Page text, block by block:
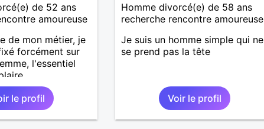
de 52 ans
amoureuse
de mon métier, je
forcément sur
l'essentiel
le profil
Homme divorcé(e) de 58 ans
recherche rencontre amoureuse
Je suis un homme simple qui ne
se prend pas la tête
Voir le profil